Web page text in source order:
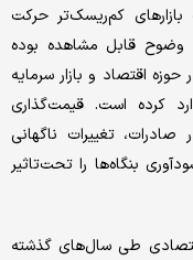
کم‌ریسک‌تر حرکت
وضوح قابل مشاهده بوده
اقتصاد و بازار سرمایه
کرده است. قیمت‌گذاری
تغییرات ناگهانی
بنگاه‌ها را تحت‌تاثیر
اقتصادی طی سال‌های گذشته